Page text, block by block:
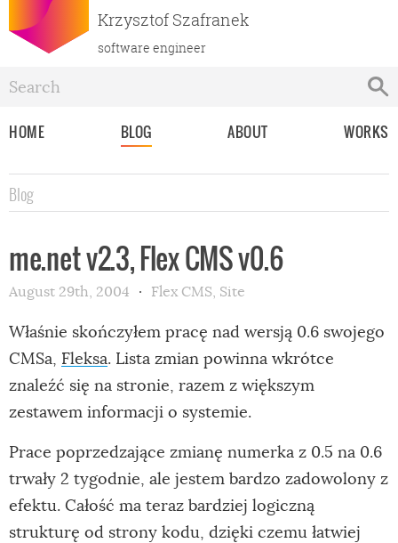
Krzysztof Szafranek
software engineer
HOME BLOG ABOUT WORKS
Blog
me.net v2.3, Flex CMS v0.6
August 29th, 2004 Flex CMS, Site
Właśnie skończyłem pracę nad wersją 0.6 swojego
CMSa, Fleksa. Lista zmian powinna wkrótce
znaleźć się na stronie, razem z większym
zestawem informacji o systemie.
Prace poprzedzające zmianę numerka z 0.5 na 0.6
trwały 2 tygodnie, ale jestem bardzo zadowolony z
efektu. Całość ma teraz bardziej logiczną
strukturę od strony kodu, dzięki czemu łatwiej